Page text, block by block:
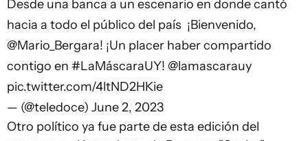
Desde una banca a un escenario en donde cantó
hacia a todo el público del país ️ ¡Bienvenido,
@Mario_Bergara! ¡Un placer haber compartido
contigo en #LaMáscaraUY! @lamascarauy
pic.twitter.com/4ltND2HKie
— (@teledoce) June 2, 2023
Otro político ya fue parte de esta edición del